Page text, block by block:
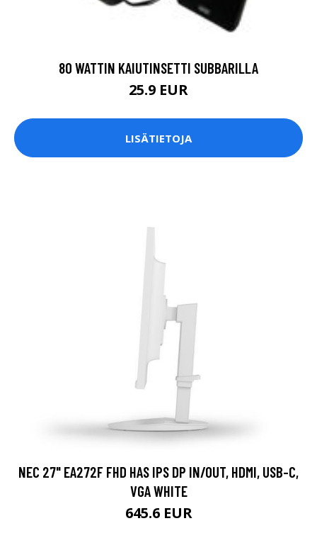
80 WATTIN KAIUTINSETTI SUBBARILLA
25.9 EUR
LISÄTIETOJA
NEC 27" EA272F FHD HAS IPS DP IN/OUT, HDMI, USB-C,
VGA WHITE
645.6 EUR